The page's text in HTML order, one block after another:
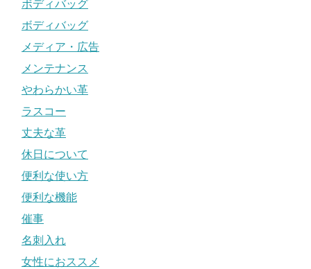
ボディバッグ
ボディバッグ
メディア・広告
メンテナンス
やわらかい革
ラスコー
丈夫な革
休日について
便利な使い方
便利な機能
催事
名刺入れ
女性におススメ